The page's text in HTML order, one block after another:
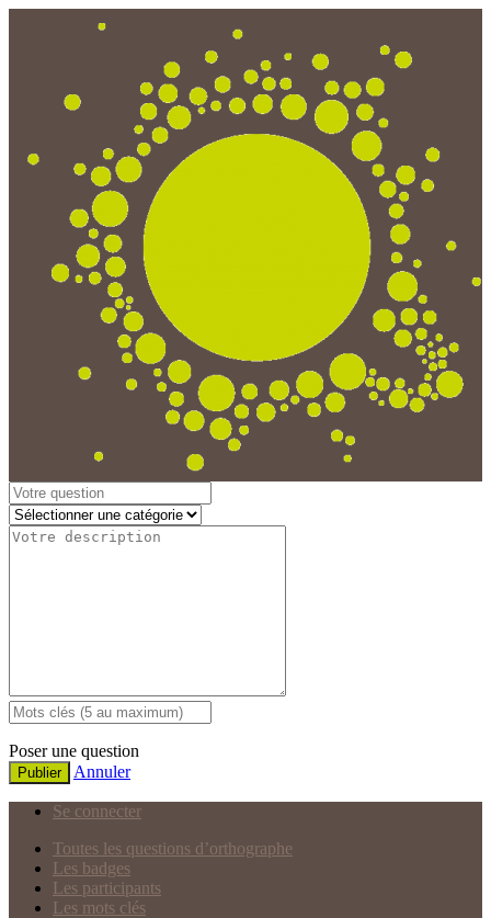
Poser une question
Publier Annuler
Se connecter
Toutes les questions d’orthographe
Les badges
Les participants
Les mots clés